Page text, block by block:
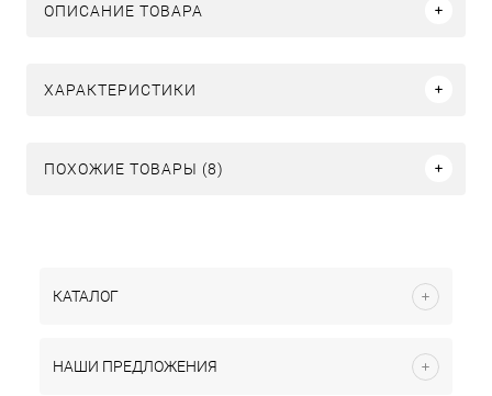
ОПИСАНИЕ ТОВАРА
ХАРАКТЕРИСТИКИ
ПОХОЖИЕ ТОВАРЫ (8)
КАТАЛОГ
НАШИ ПРЕДЛОЖЕНИЯ